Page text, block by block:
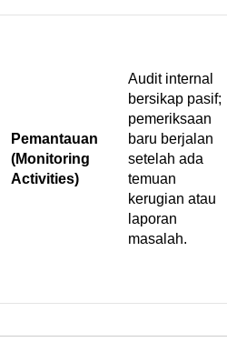
Pemantauan
(Monitoring
Activities)
Audit internal
bersikap pasif;
pemeriksaan
baru berjalan
setelah ada
temuan
kerugian atau
laporan
masalah.